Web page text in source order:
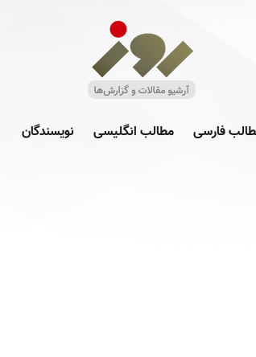
فارسی مطالب انگلیسی نویسندگان